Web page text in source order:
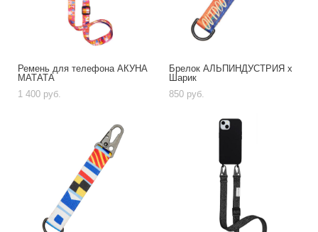
Ремень для телефона АКУНА
МАТАТА
1 400 pуб.
Брелок АЛЬПИНДУСТРИЯ х
Шарик
850 pуб.